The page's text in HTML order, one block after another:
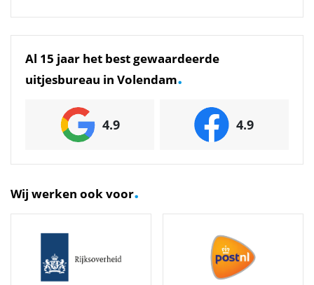
Al 15 jaar het best gewaardeerde
uitjesbureau in Volendam.
4.9 4.9
Wij werken ook voor.